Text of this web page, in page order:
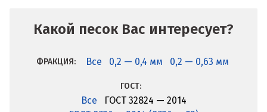
Какой песок Вас интересует?
ФРАКЦИЯ: Все 0,2 — 0,4 мм 0,2 — 0,63 мм
ГОСТ:
Все
ГОСТ 32824 — 2014